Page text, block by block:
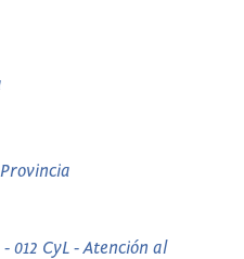
012 CyL - Atención al